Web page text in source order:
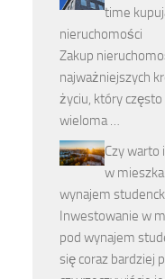
time
nieruchomości
Zakup
najważniejszych
życiu, który
wieloma …
Czy
w
wynajem
Inwestowanie w
pod wynajem
się coraz bardziej